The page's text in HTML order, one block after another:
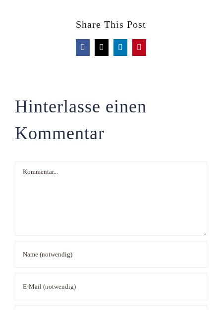
Share This Post
Facebook
X LinkedInPinterest
Hinterlasse einen
Kommentar
Kommentar